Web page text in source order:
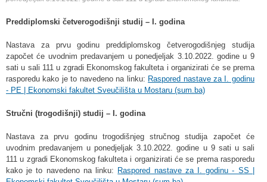
Preddiplomski četverogodišnji studij – I. godina
Nastava za prvu godinu preddiplomskog četverogodišnjeg studija
započet će uvodnim predavanjem u ponedjeljak 3.10.2022. godine u 9
sati u sali 111 u zgradi Ekonomskog fakulteta i organizirati će se prema
rasporedu kako je to navedeno na linku: Raspored nastave za I. godinu
- PE | Ekonomski fakultet Sveučilišta u Mostaru (sum.ba)
Stručni (trogodišnji) studij – I. godina
Nastava za prvu godinu trogodišnjeg stručnog studija započet će
uvodnim predavanjem u ponedjeljak 3.10.2022. godine u 9 sati u sali
111 u zgradi Ekonomskog fakulteta i organizirati će se prema rasporedu
kako je to navedeno na linku: Raspored nastave za I. godinu - SS |